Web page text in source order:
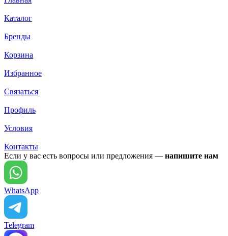
Каталог
Бренды
Корзина
Избранное
Связаться
Профиль
Условия
Контакты
Если у вас есть вопросы или предложения — напишите нам
WhatsApp
Telegram